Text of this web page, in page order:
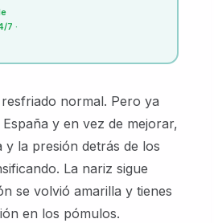
7 ·
normal. Pero ya
y en vez de mejorar,
y la presión detrás de los
La nariz sigue
se volvió amarilla y tienes
en los pómulos.